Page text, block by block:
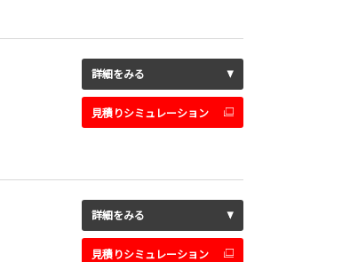
詳細をみる
見積りシミュレーション
詳細をみる
見積りシミュレーション